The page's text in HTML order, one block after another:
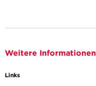
Weitere Informationen
Links